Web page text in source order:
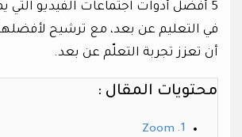
5 أفضل أدوات اجتماعات الفيديو
في التعليم عن بعد، مع ترشيح
أن تعزز تجربة التعلّم عن بعد.
محتويات المقال :
Zoom